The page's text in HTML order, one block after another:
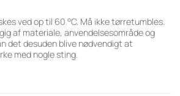
ved op til 60 °C. Må ikke tørretumbles.
af materiale, anvendelsesområde og
det desuden blive nødvendigt at
med nogle sting.